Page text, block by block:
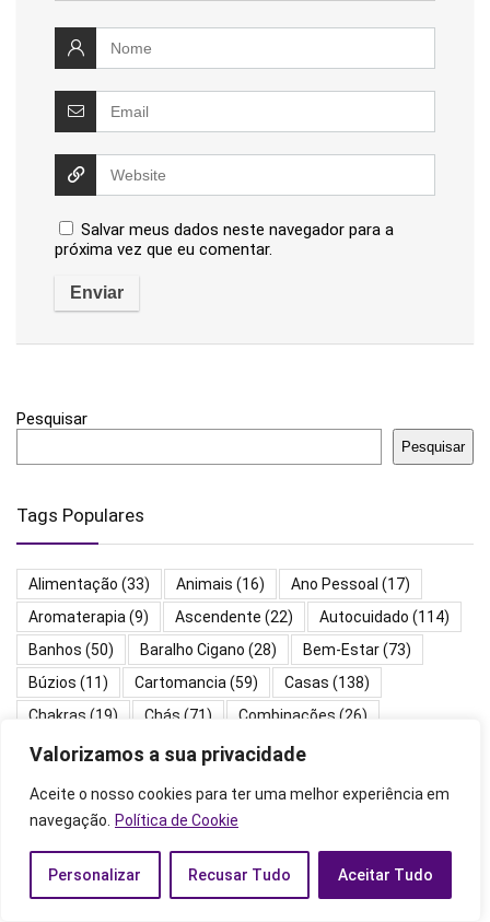
Valorizamos a sua privacidade
Aceite o nosso cookies para ter uma melhor experiência em
navegação.
Política de Cookie
Personalizar Recusar Tudo Aceitar Tudo
Salvar meus dados neste navegador para a
próxima vez que eu comentar.
Pesquisar
Pesquisar
Tags Populares
Alimentação (33) Animais (16) Ano Pessoal (17)
Aromaterapia (9) Ascendente (22) Autocuidado (114)
Banhos (50) Baralho Cigano (28) Bem-Estar(73)
Búzios (11) Cartomancia (59) Casas (138)
Chakras (19) Chás (71) Combinações (26)
Cristais(27) Cultura(67) Datas(24)
Energias(91) Ervas (31)
Nomes(14) Números(173) Orações
(136)